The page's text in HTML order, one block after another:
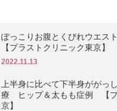
ぽっこりお腹とくびれウエ
【プラストクリニック東京】
2022.11.13
上半身に比べて下半身がが
療 ヒップ＆太もも症例 【プ
京】